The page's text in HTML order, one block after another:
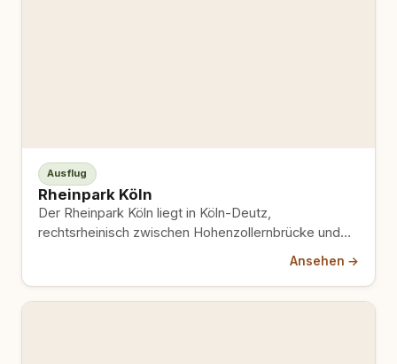
Ausflug
Rheinpark Köln
Der Rheinpark Köln liegt in Köln-Deutz,
rechtsrheinisch zwischen Hohenzollernbrücke und
Ansehen →